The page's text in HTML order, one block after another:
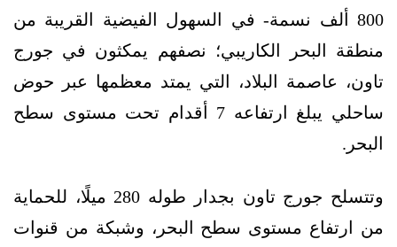
800 ألف نسمة- في السهول الفيضية القريبة من
منطقة البحر الكاريبي؛ نصفهم يمكثون في جورج
تاون، عاصمة البلاد، التي يمتد معظمها عبر حوض
ساحلي يبلغ ارتفاعه 7 أقدام تحت مستوى سطح
البحر.
وتتسلح جورج تاون بجدار طوله 280 ميلًا، للحماية
من ارتفاع مستوى سطح البحر، وشبكة من قنوات